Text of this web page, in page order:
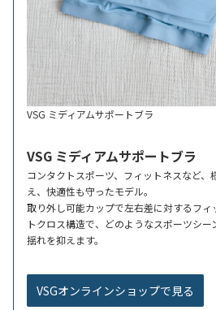
VSG ミディアムサポートブラ
VSG ミディアムサポートブラ
コンタクトスポーツ、フィットネスなど
え、快適性も守ったモデル。
取り外し可能カップで左右差に対するフ
トクロス構造で、どのようなスポーツシ
揺れを抑えます。
VSGオンラインショップで見る